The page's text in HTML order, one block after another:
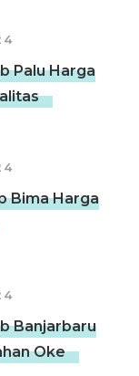
Palu Harga
Bima Harga
Banjarbaru
Oke